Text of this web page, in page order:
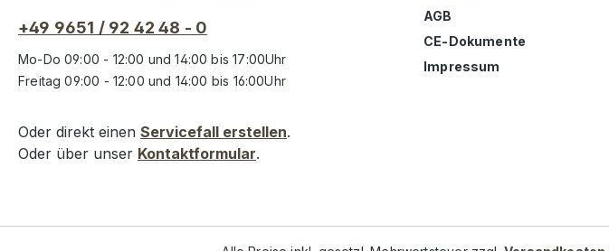
+49 9651 / 92 42 48 - 0
Mo-Do 09:00 - 12:00 und 14:00 bis 17:00Uhr
Freitag 09:00 - 12:00 und 14:00 bis 16:00Uhr
Oder direkt einen Servicefall erstellen.
Oder über unser Kontaktformular.
AGB
CE-Dokumente
Impressum